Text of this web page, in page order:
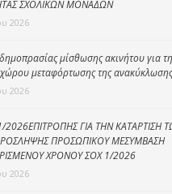
ΣΧΟΛΙΚΩΝ ΜΟΝΑΔΩΝ
2026
μίσθωσης ακινήτου για τη
χώρου μεταφόρτωσης της ανακύκλωσης
2026
2026ΕΠΙΤΡΟΠΗΣ ΓΙΑ ΤΗΝ ΚΑΤΑΡΤΙΣΗ
ΠΡΟΣΩΠΙΚΟΥ ΜΕΣΥΜΒΑΣΗ
ΧΡΟΝΟΥ ΣΟΧ 1/2026
2026